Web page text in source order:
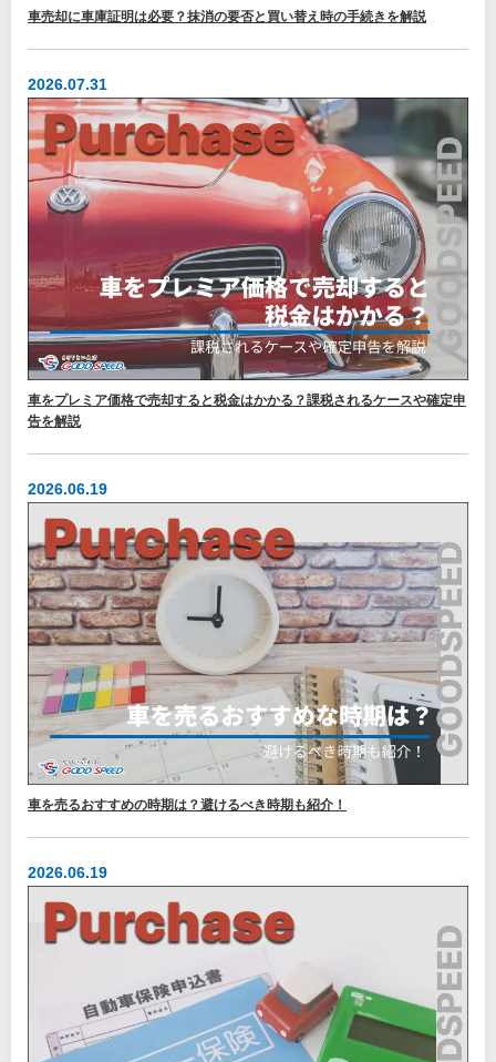
車売却に車庫証明は必要？抹消の要否と買い替え時の手続きを解説
2026.07.31
車をプレミア価格で売却すると税金はかかる？課税されるケースや確定申
告を解説
2026.06.19
車を売るおすすめの時期は？避けるべき時期も紹介！
2026.06.19